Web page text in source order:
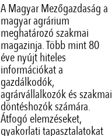
A Magyar Mezőgazdaság a
magyar agrárium
meghatározó szakmai
magazinja. Több mint 80
éve nyújt hiteles
információkat a
gazdálkodók,
agrárvállalkozók és szakmai
döntéshozók számára.
Átfogó elemzéseket,
gyakorlati tapasztalatokat